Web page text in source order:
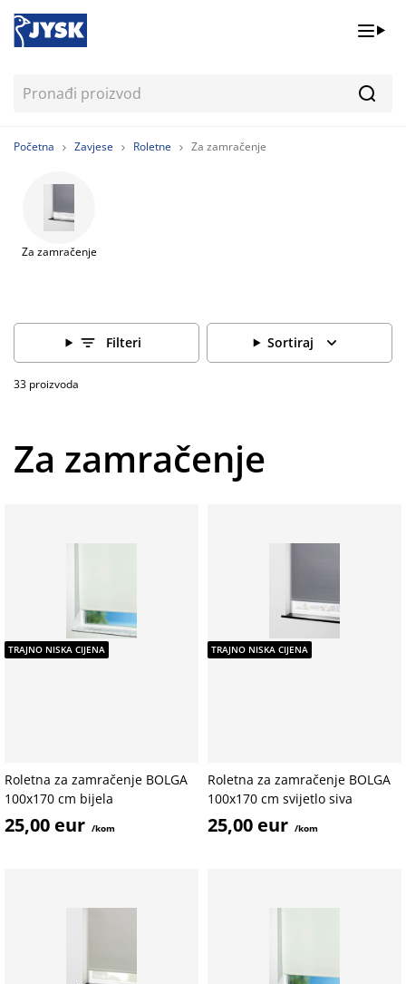
Početna Zavjese Roletne Za zamračenje
Za zamračenje
Sortiraj
Filteri
33 proizvoda
Za zamračenje
TRAJNO NISKA CIJENA
Roletna za zamračenje BOLGA
100x170 cm bijela
25,00 eur /kom
TRAJNO NISKA CIJENA
Roletna za zamračenje BOLGA
100x170 cm svijetlo siva
25,00 eur /kom